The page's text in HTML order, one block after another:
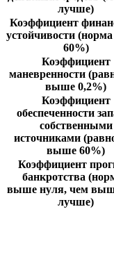
лучше)
Коэффициент
устойчивости
60%)
Коэффициент
маневренности
выше 0,2%)
Коэффициент
обеспеченности
собственными
источниками
выше 60%)
Коэффициент
банкротства
выше нуля, чем
лучше)